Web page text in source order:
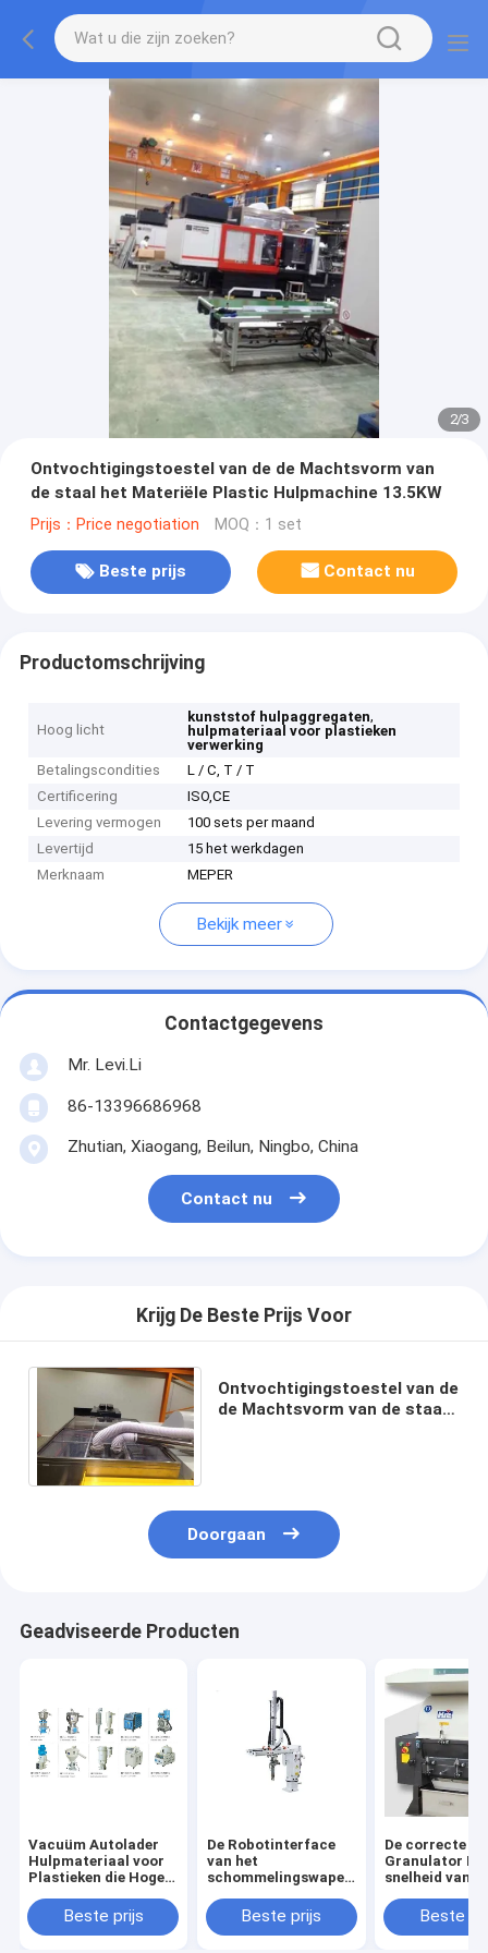
2/3
Ontvochtigingstoestel van de de Machtsvorm van
de staal het Materiële Plastic Hulpmachine 13.5KW
Prijs：Price negotiation MOQ：1 set
Beste prijs Contact nu
Productomschrijving
Hoog licht
kunststof hulpaggregaten,
hulpmateriaal voor plastieken
verwerking
Betalingscondities
L / C, T / T
Certificering
ISO,CE
Levering vermogen
100 sets per maand
Levertijd
15 het werkdagen
Merknaam
MEPER
Bekijk meer
Contactgegevens
Mr. Levi.Li
86-13396686968
Zhutian, Xiaogang, Beilun, Ningbo, China
Contact nu
Krijg De Beste Prijs Voor
Ontvochtigingstoestel van de
de Machtsvorm van de staal
Doorgaan
Geadviseerde Producten
Vacuüm Autolader
Hulpmateriaal voor
Plastieken die Hoge
Beste prijs
De Robotinterface
van het
schommelingswapen
Machinecnc Norm
van Ce van het
Beste prijs
De correcte
Granulator
snelheid van
Beste